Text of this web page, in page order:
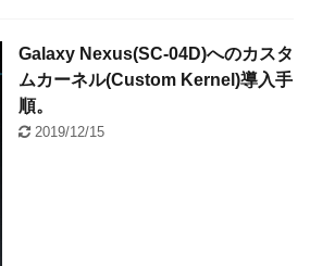
Galaxy Nexus(SC-04D)へのカスタ
ムカーネル(Custom Kernel)導入手
順。
2019/12/15